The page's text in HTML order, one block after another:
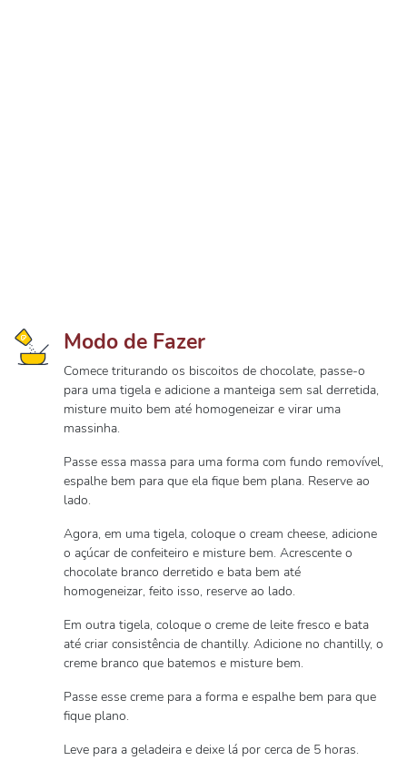
Modo de Fazer
Comece triturando os biscoitos de chocolate, passe-o
para uma tigela e adicione a manteiga sem sal derretida,
misture muito bem até homogeneizar e virar uma
massinha.
Passe essa massa para uma forma com fundo removível,
espalhe bem para que ela fique bem plana. Reserve ao
lado.
Agora, em uma tigela, coloque o cream cheese, adicione
o açúcar de confeiteiro e misture bem. Acrescente o
chocolate branco derretido e bata bem até
homogeneizar, feito isso, reserve ao lado.
Em outra tigela, coloque o creme de leite fresco e bata
até criar consistência de chantilly. Adicione no chantilly, o
creme branco que batemos e misture bem.
Passe esse creme para a forma e espalhe bem para que
fique plano.
Leve para a geladeira e deixe lá por cerca de 5 horas.